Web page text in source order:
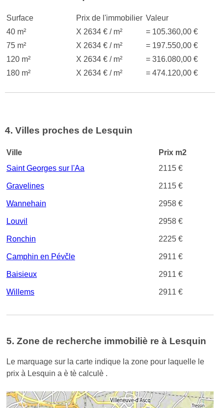
Surface Prix de l'immobilier Valeur
40 m²
X 2634 € / m²
= 105.360,00 €
75 m²
X 2634 € / m²
= 197.550,00 €
120 m²
X 2634 € / m²
= 316.080,00 €
180 m²
X 2634 € / m² = 474.120,00 €
4. Villes proches de Lesquin
Ville
Prix m2
Saint Georges sur l'Aa
2115 €
Gravelines 2115 €
Wannehain 2958 €
Louvil 2958 €
Ronchin 2225 €
Camphin en Pévčle 2911 €
Baisieux 2911 €
Willems 2911 €
5. Zone de recherche immobiliè re à Lesquin
Le marquage sur la carte indique la zone pour laquelle le
prix à Lesquin a è tè calculè .